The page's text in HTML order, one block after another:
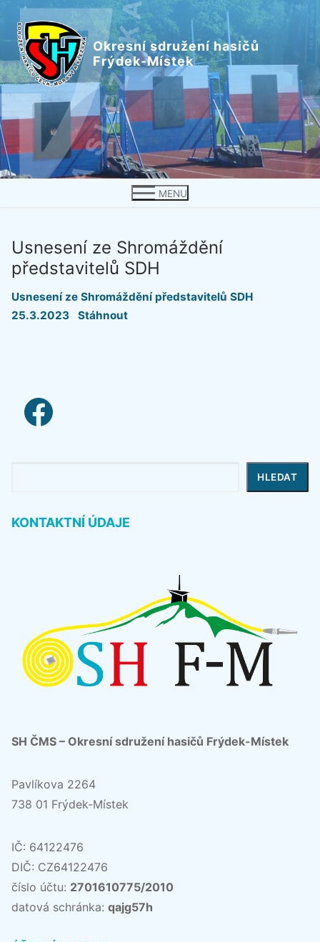
Přeskočit
obsah
Okresní sdružení hasičů
Frýdek-Místek
MENU
Usnesení ze Shromáždění
představitelů SDH
Usnesení ze Shromáždění představitelů SDH
25.3.2023
Stáhnout
facebook link
HLEDAT
KONTAKTNÍ ÚDAJE
SH ČMS – Okresní sdružení hasičů Frýdek-Místek
Pavlíkova 2264
738 01 Frýdek-Místek
IČ: 64122476
DIČ: CZ64122476
číslo účtu: 2701610775/2010
datová schránka: qajg57h